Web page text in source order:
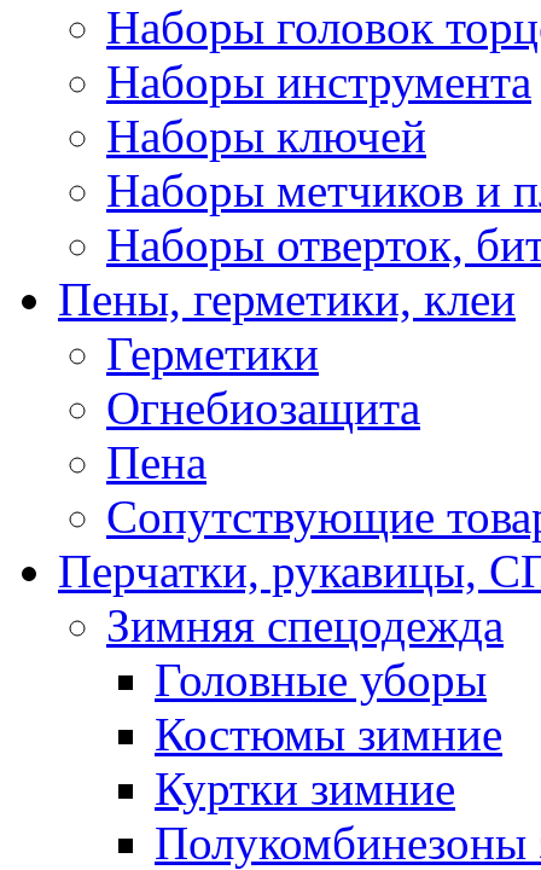
Наборы головок
Наборы инструмента
Наборы ключей
Наборы метчиков и
Наборы отверток,
Пены, герметики, клеи
Герметики
Огнебиозащита
Пена
Сопутствующие
Перчатки,
Зимняя спецодежда
Головные уборы
Костюмы зимние
Куртки зимние
Полукомбинезоны